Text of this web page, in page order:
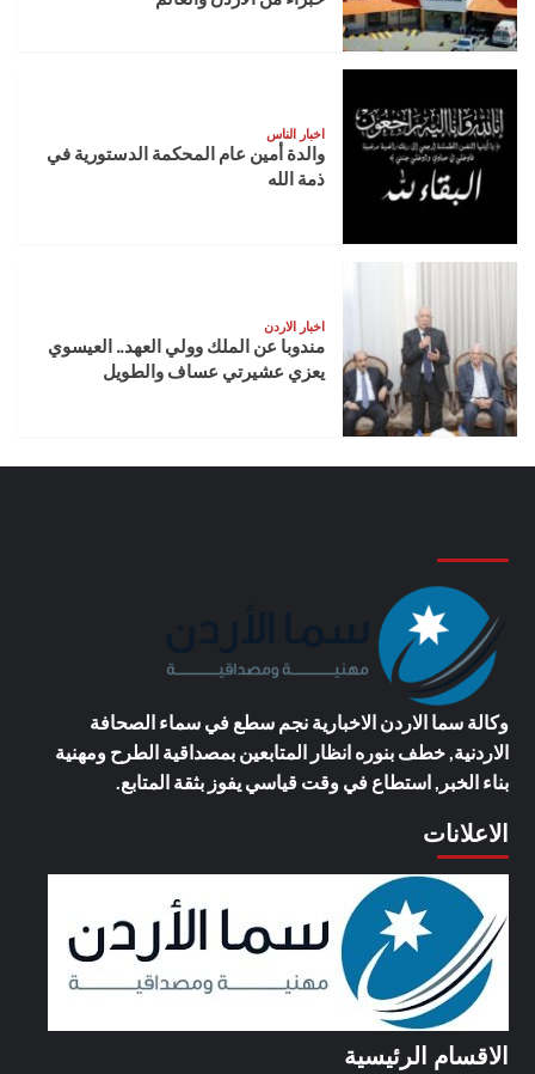
اخبار الناس
والدة أمين عام المحكمة الدستورية في
ذمة الله
اخبار الاردن
مندوبا عن الملك وولي العهد.. العيسوي
يعزي عشيرتي عساف والطويل
وكالة سما الاردن الاخباريةنجم سطع في سماء الصحافة
الاردنية, خطف بنوره انظار المتابعين بمصداقية الطرح ومهنية
بناء الخبر, استطاع في وقت قياسي يفوز بثقة المتابع.
الاعلانات
الاقسام الرئيسية